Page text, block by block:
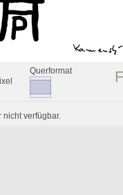
Querformat
nicht verfügbar.